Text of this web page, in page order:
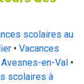
scolaires au
• Vacances
en-Val •
scolaires à